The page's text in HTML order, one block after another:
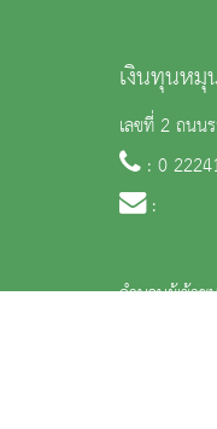
เงินทุนหมุ
เลขที่ 2 ถนน
: 0
:
จำนวนผู้เข้า